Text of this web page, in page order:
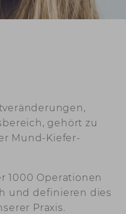
gehört zu
Mund-Kiefer-
1000 Operationen
und definieren dies
Praxis.